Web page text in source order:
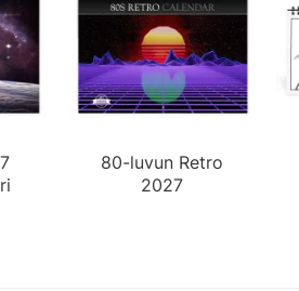
80-luvun Retro
2027